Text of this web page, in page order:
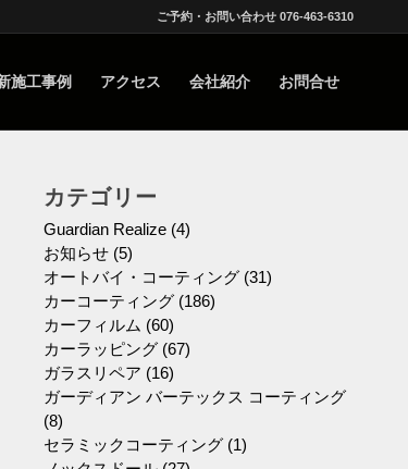
ご予約・お問い合わせ 076-463-6310
施工事例 アクセス 会社紹介 お問合せ
カテゴリー
Guardian Realize (4)
お知らせ (5)
オートバイ・コーティング (31)
カーコーティング (186)
カーフィルム (60)
カーラッピング (67)
ガラスリペア (16)
ガーディアン バーテックス コーティング
(8)
セラミックコーティング (1)